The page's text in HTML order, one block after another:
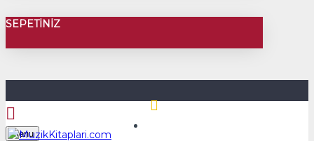
SEPETINIZ
Menu